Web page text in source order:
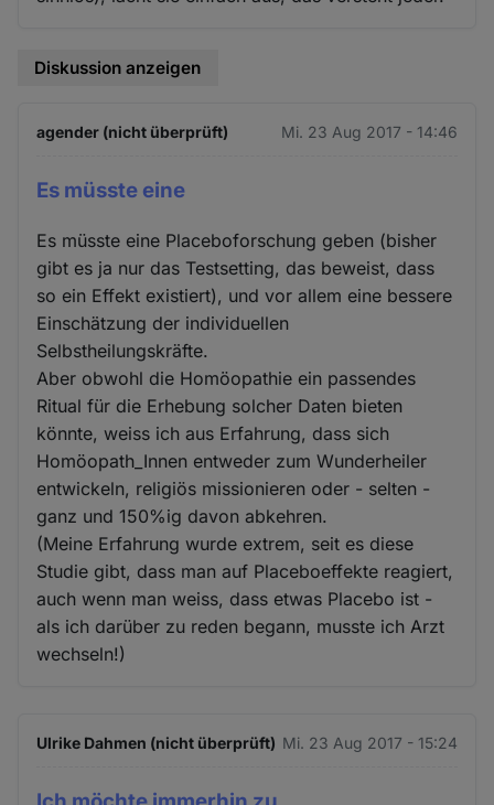
Diskussion anzeigen
agender (nicht überprüft) Mi. 23 Aug 2017 - 14:46
Es müsste eine
Es müsste eine Placeboforschung geben (bisher
gibt es ja nur das Testsetting, das beweist, dass
so ein Effekt existiert), und vor allem eine bessere
Einschätzung der individuellen
Selbstheilungskräfte.
Aber obwohl die Homöopathie ein passendes
Ritual für die Erhebung solcher Daten bieten
könnte, weiss ich aus Erfahrung, dass sich
Homöopath_Innen entweder zum Wunderheiler
entwickeln, religiös missionieren oder - selten -
ganz und 150%ig davon abkehren.
(Meine Erfahrung wurde extrem, seit es diese
Studie gibt, dass man auf Placeboeffekte reagiert,
auch wenn man weiss, dass etwas Placebo ist -
als ich darüber zu reden begann, musste ich Arzt
wechseln!)
Ulrike Dahmen (nicht überprüft) Mi. 23 Aug 2017 - 15:24